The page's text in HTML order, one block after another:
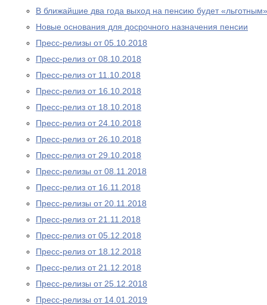
В ближайшие два года выход на пенсию будет «льготным»
Новые основания для досрочного назначения пенсии
Пресс-релизы от 05.10.2018
Пресс-релиз от 08.10.2018
Пресс-релиз от 11.10.2018
Пресс-релиз от 16.10.2018
Пресс-релиз от 18.10.2018
Пресс-релиз от 24.10.2018
Пресс-релиз от 26.10.2018
Пресс-релиз от 29.10.2018
Пресс-релизы от 08.11.2018
Пресс-релиз от 16.11.2018
Пресс-релизы от 20.11.2018
Пресс-релиз от 21.11.2018
Пресс-релиз от 05.12.2018
Пресс-релиз от 18.12.2018
Пресс-релиз от 21.12.2018
Пресс-релизы от 25.12.2018
Пресс-релизы от 14.01.2019